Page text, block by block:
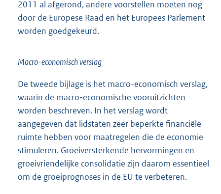
2011 al afgerond, andere voorstellen moeten nog
door de Europese Raad en het Europees Parlement
worden goedgekeurd.
Macro-economisch verslag
De tweede bijlage is het macro-economisch verslag,
waarin de macro-economische vooruitzichten
worden beschreven. In het verslag wordt
aangegeven dat lidstaten zeer beperkte financiële
ruimte hebben voor maatregelen die de economie
stimuleren. Groeiversterkende hervormingen en
groeivriendelijke consolidatie zijn daarom essentieel
om de groeiprognoses in de EU te verbeteren.